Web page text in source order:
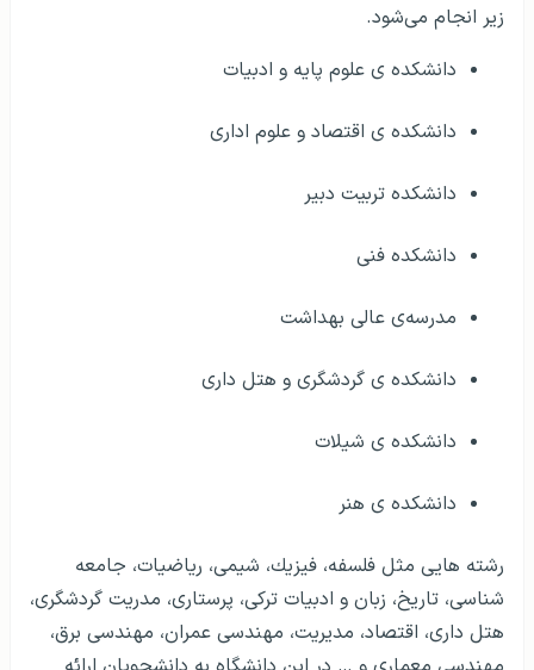
زیر انجام می‌شود.
دانشکده ی علوم پایه و ادبیات
دانشکده ی اقتصاد و علوم اداری
دانشکده تربیت دبیر
دانشکده فنی
مدرسه‌ی عالی بهداشت
دانشکده ی گردشگری و هتل داری
دانشکده ی شیلات
دانشکده ی هنر
رشته هایی مثل فلسفه، فیزیك، شیمی، ریاضیات، جامعه
شناسی، تاریخ، زبان و ادبیات تركی، پرستاری، مدریت گردشگری،
هتل داری، اقتصاد، مدیریت، مهندسی عمران، مهندسی برق،